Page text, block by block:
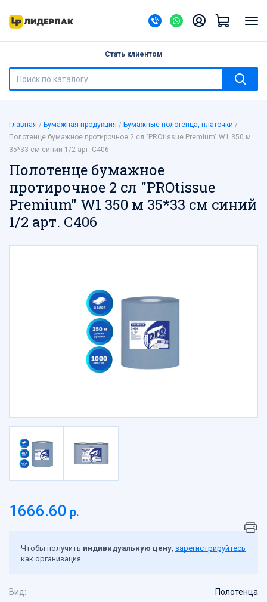
Стать клиентом
Назад
Барные принадлежности
Бумажная продукция
Ведра, банки с герметичной крышкой
Галантерея
Контейнеры одноразовые
Контейнеры-ракушки, тортницы, под суши
Лотки
Мешки для мусора
Пакеты с клеевым клапаном, пакеты ПП
Пакеты с петлевой ручкой
Пакеты с прорубной ручкой
Пакеты фасовочные
Подарочная упаковка, сувениры
Посуда биоразлагаемая
Посуда вспененная
Посуда одноразовая
Сетка овощная
Скотч, креп
Стрейпинг-лента, скобы
Главная Бумажная продукция
Бумажные полотенца, платочки
Полотенце бумажное протирочное 2 сл "PROtissue Premium" W1 350 м
35*33 см синий 1/2 арт. С406
Полотенце бумажное
протирочное 2 сл "PROtissue
Premium" W1 350 м 35*33 см синий
1/2 арт. С406
1666.60 р.
Чтобы получить индивидуальную цену, зарегистрируйтесь
как организация
Вид: Полотенца